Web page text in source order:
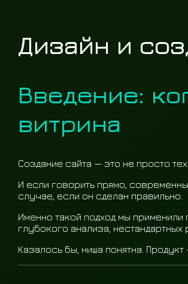
Дизайн и
Введение:
витрина
Создание сайта — это не просто
И если говорить прямо,
случае, если он сделан правильно.
Именно такой подход мы
глубокого анализа, нестандартных
Казалось бы, ниша понятна.